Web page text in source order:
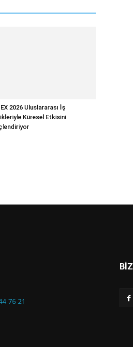
2026 Uluslararası İş
Küresel Etkisini
76 21